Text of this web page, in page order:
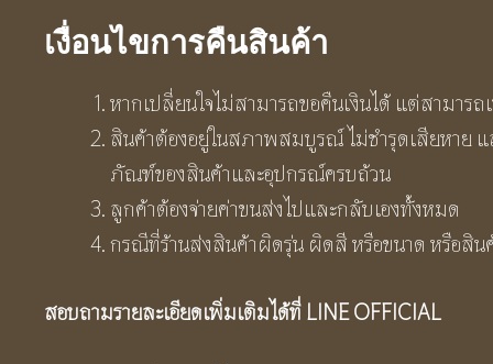
เงื่อนไขการคืนสินค้า
หากเปลี่ยนใจไม่สามารถขอคืนเงินได้ แต่สามาร
สินค้าต้องอยู่ในสภาพสมบูรณ์ ไม่ชำรุดเสียหาย
ภัณฑ์ของสินค้าและอุปกรณ์ครบถ้วน
ลูกค้าต้องจ่ายค่าขนส่งไปและกลับเองทั้งหมด
กรณีที่ร้านส่งสินค้าผิดรุ่น ผิดสี หรือขนาด หรือสิน
สอบถามรายละเอียดเพิ่มเติมได้ที่ LINE OFFICIAL